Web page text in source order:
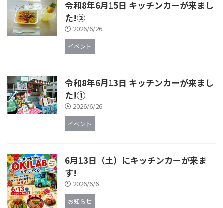
令和8年6月15日 キッチンカーが来まし
た!②
2026/6/26
イベント
令和8年6月13日 キッチンカーが来まし
た!①
2026/6/26
イベント
6月13日（土）にキッチンカーが来ま
す!
2026/6/6
お知らせ